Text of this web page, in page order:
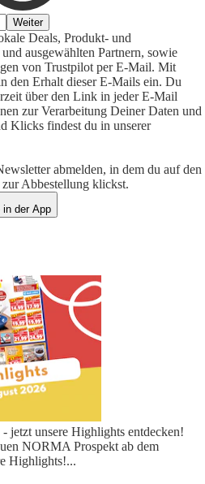
Weiter
Deals, Produkt- und
ausgewählten Partnern, sowie
von Trustpilot per E-Mail. Mit
den Erhalt dieser E-Mails ein. Du
über den Link in jeder E-Mail
zur Verarbeitung Deiner Daten und
Klicks findest du in unserer
abmelden, in dem du auf den
Abbestellung klickst.
in der App
jetzt unsere Highlights entdecken!
NORMA Prospekt ab dem
Highlights!...